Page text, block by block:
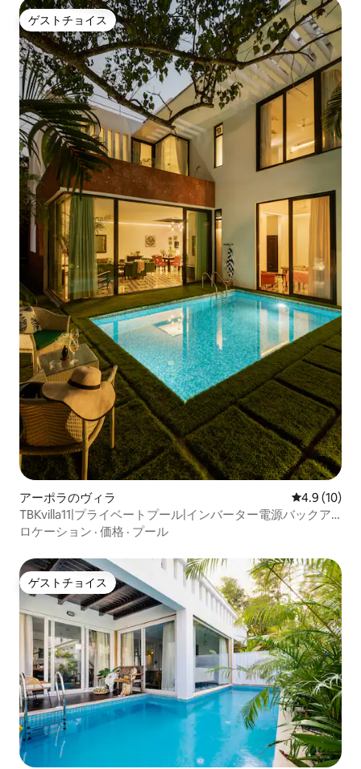
ゲストチョイス
ゲストチョイス
アーポラのヴィラ レビュー10
4.9 (10)
TBKvilla11|プライベートプール|インバーター電源バックア
ップ|管理人
ロケーション · 価格 · プール
ゲストチョイス
ゲストチョイス